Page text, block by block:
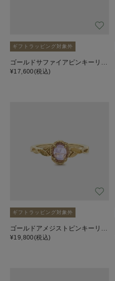
ギフトラッピング対象外
ゴールドサファイアピンキーリング
¥17,600(税込)
ギフトラッピング対象外
ゴールドアメジストピンキーリング
¥19,800(税込)